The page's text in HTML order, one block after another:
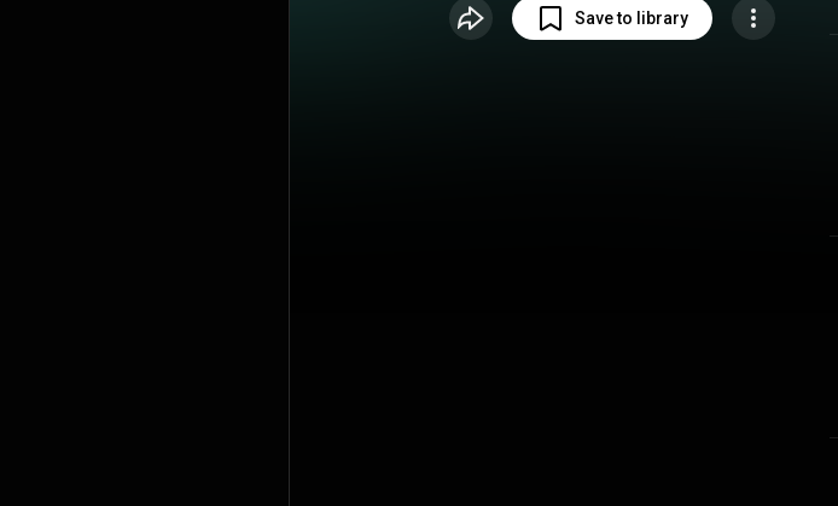
よる、医療やお薬の話をより身近に感じても
らうためのPodcastプログラムです。 元ニッ
Save to library